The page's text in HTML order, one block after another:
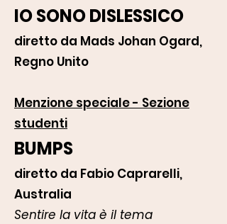
IO SONO DISLESSICO
diretto da Mads Johan Ogard,
Regno Unito
Menzione speciale - Sezione
studenti
BUMPS
diretto da Fabio Caprarelli,
Australia
Sentire la vita è il tema